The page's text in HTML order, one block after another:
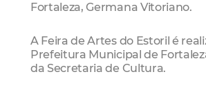
Fortaleza, Germana Vitoriano.
A Feira de Artes do Estoril é
Prefeitura Municipal de
da Secretaria de Cultura.